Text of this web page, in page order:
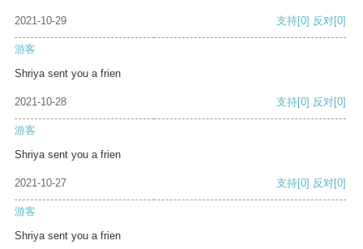
2021-10-29 支持[0] 反对[0]
游客
Shriya sent you a frien
2021-10-28 支持[0] 反对[0]
游客
Shriya sent you a frien
2021-10-27 支持[0] 反对[0]
游客
Shriya sent you a frien